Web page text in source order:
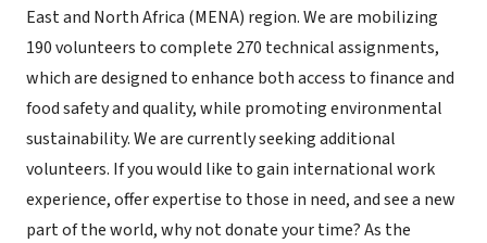
East and North Africa (MENA) region. We are mobilizing
190 volunteers to complete 270 technical assignments,
which are designed to enhance both access to finance and
food safety and quality, while promoting environmental
sustainability. We are currently seeking additional
volunteers. If you would like to gain international work
experience, offer expertise to those in need, and see a new
part of the world, why not donate your time? As the